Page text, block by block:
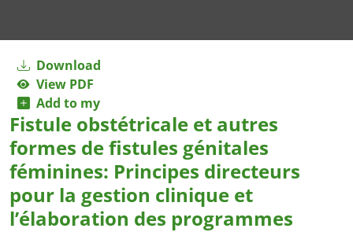
Download
View PDF
Add to my
Fistule obstétricale et autres
formes de fistules génitales
féminines: Principes directeurs
pour la gestion clinique et
l’élaboration des programmes